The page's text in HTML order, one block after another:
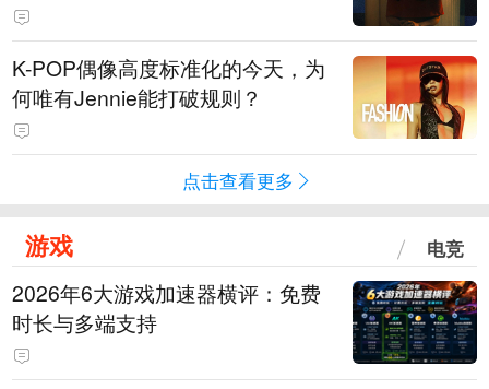
K-POP偶像高度标准化的今天，为
何唯有Jennie能打破规则？
点击查看更多
游戏 电竞
2026年6大游戏加速器横评：免费
时长与多端支持